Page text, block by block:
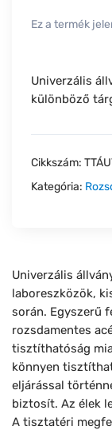
Ez a termék
Univerzális
különböző
Cikkszám:
Kategória:
Univerzális
laboreszközök,
során. Egyszerű
rozsdamentes
tisztíthatóság
könnyen
eljárással
biztosít. Az élek
A tisztatéri